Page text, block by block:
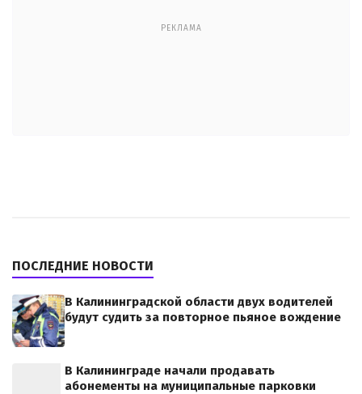
РЕКЛАМА
ПОСЛЕДНИЕ НОВОСТИ
В Калининградской области двух водителей
будут судить за повторное пьяное вождение
В Калининграде начали продавать
абонементы на муниципальные парковки